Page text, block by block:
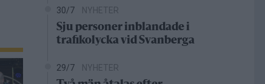
30/7 NYHETER
Sju personer inblandade i
trafikolycka vid Svanberga
29/7 NYHETER